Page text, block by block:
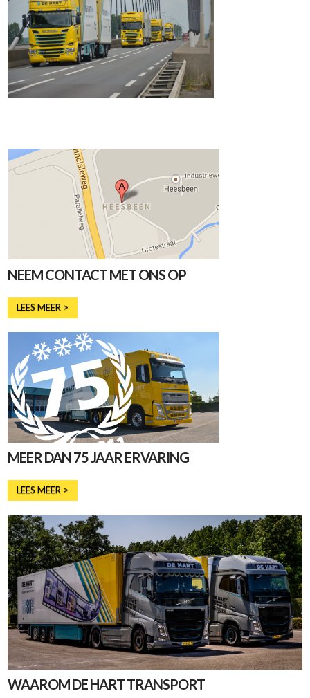
NEEM CONTACT MET ONS OP
LEES MEER >
MEER DAN 75 JAAR ERVARING
LEES MEER >
WAAROM DE HART TRANSPORT